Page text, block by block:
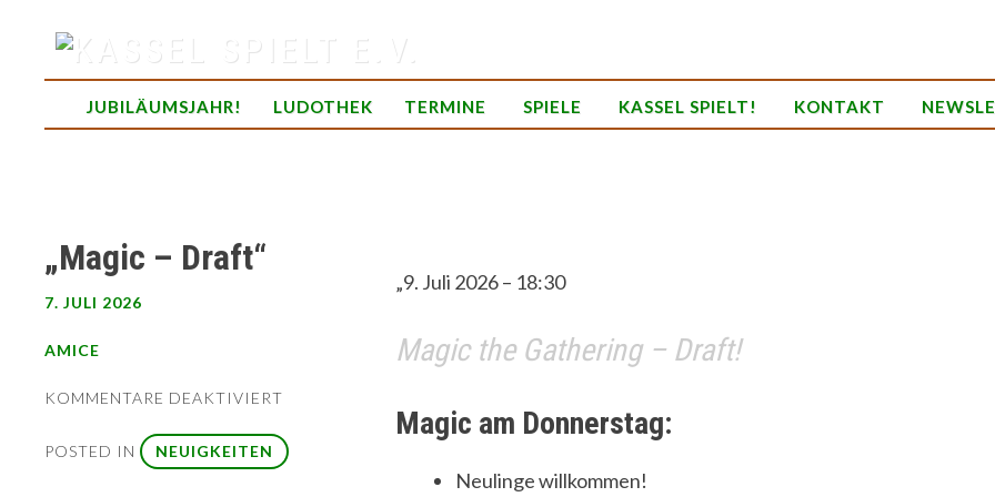
content
spielend Freu(n)de finden
JUBILÄUMSJAHR! LUDOTHEK TERMINE SPIELE KASSEL SPIELT! KONTAKT
„Magic – Draft“
7. JULI 2026
AMICE
KOMMENTARE DEAKTIVIERT
–
DRAFT“
POSTED IN NEUIGKEITEN
„9. Juli 2026 – 18:30
Magic the Gathering – Draft!
Magic am Donnerstag:
Neulinge willkommen!